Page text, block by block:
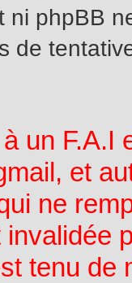
ni phpBB
de
un F.A.I
et
ne
tenu de